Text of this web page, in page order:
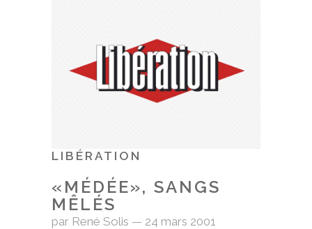
LIBÉRATION
«MÉDÉE», SANGS
MÊLÉS
par René Solis — 24 mars 2001